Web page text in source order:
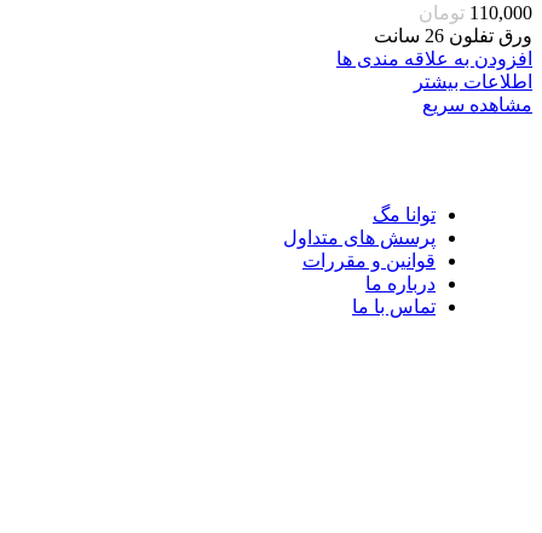
110,000 تومان
ورق تفلون 26 سانت
افزودن به علاقه مندی ها
اطلاعات بیشتر
مشاهده سریع
توانا مگ
پرسش های متداول
قوانین و مقررات
درباره ما
تماس با ما